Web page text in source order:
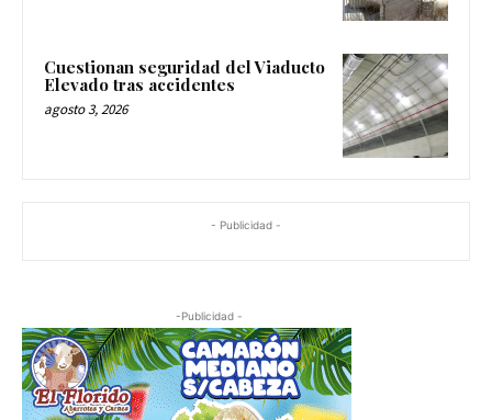
Cuestionan seguridad del Viaducto
Elevado tras accidentes
agosto 3, 2026
- Publicidad -
-Publicidad -